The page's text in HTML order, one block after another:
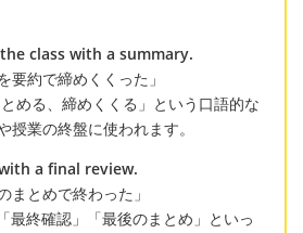
class with a summary.
約で締めくくった」
める、締めくくる」という口語的な
授業の終盤に使われます。
a final review.
とめで終わった」
最終確認」「最後のまとめ」といっ